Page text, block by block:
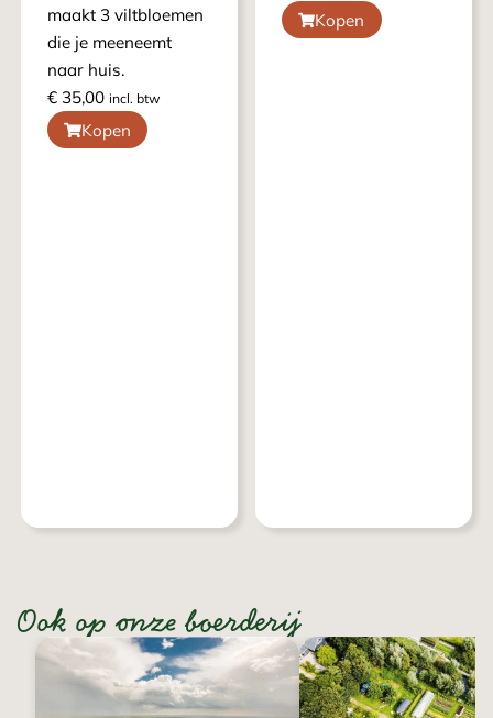
maakt 3 viltbloemen
die je meeneemt
naar huis.
€ 35,00 incl. btw
Kopen
Kopen
Ook op onze boerderij